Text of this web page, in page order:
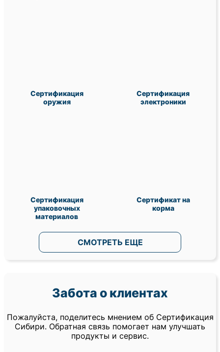
Сертификация
оружия
Сертификация
электроники
Сертификация
упаковочных
материалов
Сертификат на
корма
СМОТРЕТЬ ЕЩЕ
Забота о клиентах
Пожалуйста, поделитесь мнением об Сертификация
Сибири. Обратная связь помогает нам улучшать
продукты и сервис.